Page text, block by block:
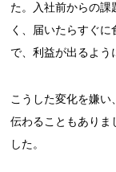
た。入社前からの課
く、届いたらすぐ
で、利益が出るよう
こうした変化を嫌
伝わることもありま
した。